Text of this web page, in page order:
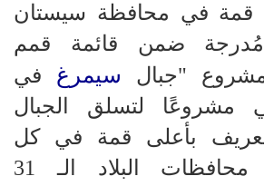
قمة في محافظة سيستان
مُدرجة ضمن قائمة قمم
"جبال سيمرغ في
مشروعًا لتسلق الجبال
بأعلى قمة في كل
محافظة من محافظات البلاد الـ 31